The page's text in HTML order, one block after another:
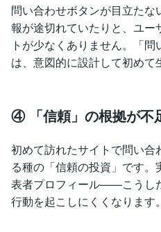
問い合わせボタンが目立た
報が途切れていたりと、ユー
トが少なくありません。「問
は、意図的に設計して初めて
④ 「信頼」の根拠が不
初めて訪れたサイトで問い
る種の「信頼の投資」です
表者プロフィール——こうし
行動を起こしにくくなります。